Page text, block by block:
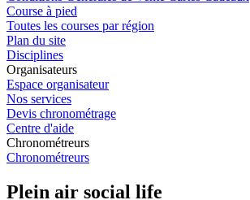
Course à pied
Toutes les courses par région
Plan du site
Disciplines
Organisateurs
Espace organisateur
Nos services
Devis chronométrage
Centre d'aide
Chronométreurs
Chronométreurs
Plein air social life